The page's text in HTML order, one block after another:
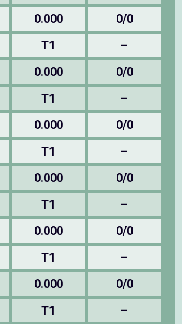
0.000
0/0
T1 –
0.000
0/0
T1 –
0.000
0/0
T1 –
0.000
0/0
T1 –
0.000
0/0
T1 –
0.000
0/0
T1 –